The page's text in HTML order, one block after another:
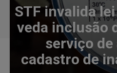
STF invalida
veda inclusão
serviço de
cadastro de